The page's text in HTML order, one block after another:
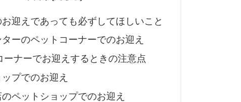
迎えであっても必ずしてほしいこと
ーのペットコーナーでのお迎え
ーナーでお迎えするときの注意点
プでのお迎え
ペットショップでのお迎え